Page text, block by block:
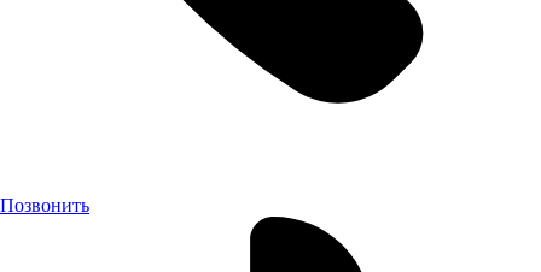
Позвонить